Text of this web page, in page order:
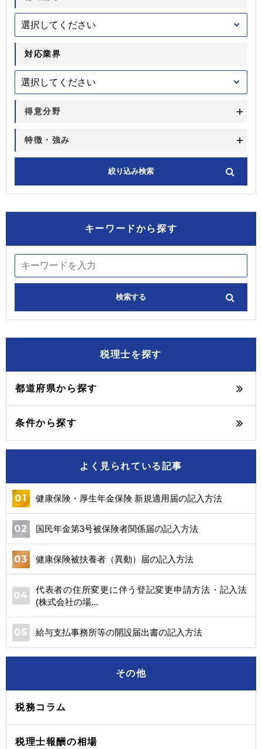
対応業界
得意分野
特徴・強み
キーワードから探す
税理士を探す
都道府県から探す
条件から探す
よく見られている記事
健康保険・厚生年金保険 新規適用届の記入方法
国民年金第3号被保険者関係届の記入方法
健康保険被扶養者（異動）届の記入方法
代表者の住所変更に伴う登記変更申請方法・記入法
(株式会社の場...
給与支払事務所等の開設届出書の記入方法
その他
税務コラム
税理士報酬の相場